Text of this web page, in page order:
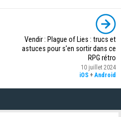
Vendir : Plague of Lies : trucs et
astuces pour s'en sortir dans ce
RPG rétro
10 juillet 2024
iOS +Android